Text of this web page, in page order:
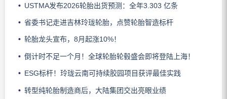
USTMA发布2026轮胎出货预测：全年3.303 亿条
省委书记走进吉林玲珑轮胎，点赞轮胎智造标杆
轮胎龙头宣布，8月起涨10%！
倒计时不足一个月！全球轮胎轮毂盛会即将登陆上海！
ESG标杆！玲珑云南可持续胶园项目获评最佳实践
转型纯轮胎制造商后，大陆集团交出亮眼业绩